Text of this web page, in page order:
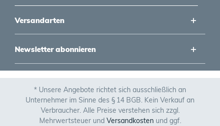
Versandarten
Newsletter abonnieren
* Unsere Angebote richtet sich ausschließlich an
Unternehmer im Sinne des § 14 BGB. Kein Verkauf an
Verbraucher. Alle Preise verstehen sich zzgl.
Mehrwertsteuer und Versandkostenund ggf.